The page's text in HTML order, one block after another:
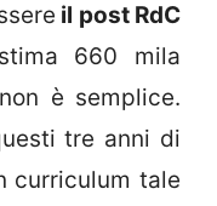
il post RdC
660 mila
è semplice.
tre anni di
curriculum tale